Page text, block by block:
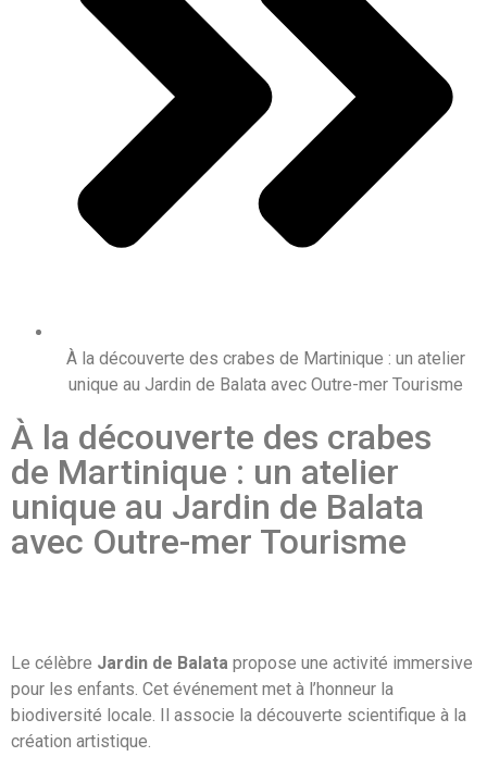
À la découverte des crabes de Martinique : un atelier
unique au Jardin de Balata avec Outre-mer Tourisme
À la découverte des crabes
de Martinique : un atelier
unique au Jardin de Balata
avec Outre-mer Tourisme
Le célèbre Jardin de Balata propose une activité immersive
pour les enfants. Cet événement met à l’honneur la
biodiversité locale. Il associe la découverte scientifique à la
création artistique.